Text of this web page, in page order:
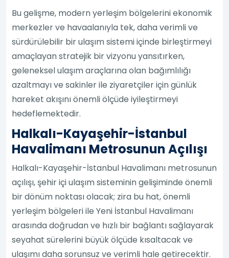
Bu gelişme, modern yerleşim bölgelerini ekonomik
merkezler ve havaalanıyla tek, daha verimli ve
sürdürülebilir bir ulaşım sistemi içinde birleştirmeyi
amaçlayan stratejik bir vizyonu yansıtırken,
geleneksel ulaşım araçlarına olan bağımlılığı
azaltmayı ve sakinler ile ziyaretçiler için günlük
hareket akışını önemli ölçüde iyileştirmeyi
hedeflemektedir.
Halkalı-Kayaşehir-İstanbul
Havalimanı Metrosunun Açılışı
Halkalı-Kayaşehir-İstanbul Havalimanı metrosunun
açılışı, şehir içi ulaşım sisteminin gelişiminde önemli
bir dönüm noktası olacak; zira bu hat, önemli
yerleşim bölgeleri ile Yeni İstanbul Havalimanı
arasında doğrudan ve hızlı bir bağlantı sağlayarak
seyahat sürelerini büyük ölçüde kısaltacak ve
ulaşımı daha sorunsuz ve verimli hale getirecektir.